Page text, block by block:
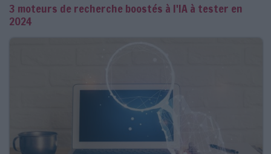
LES NEWSLETTERS
LES LIVRES BLANCS
LES SUPPLÉMENTS
3 moteurs de recherche boostés à l'IA à tester en
2024